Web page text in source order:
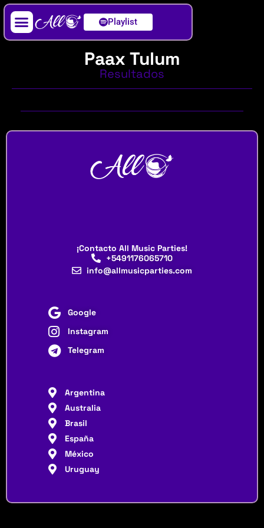
Playlist
Paax Tulum
Resultados
¡Contacto All Music Parties!
+5491176065710
info@allmusicparties.com
Google
Instagram
Telegram
Argentina
Australia
Brasil
España
México
Uruguay